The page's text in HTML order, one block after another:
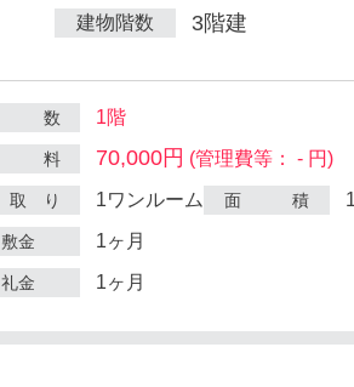
建物階数 3階建
数 1階
料 70,000円 (管理費等： - 円)
取 り 1ワンルーム 面 積
敷金 1ヶ月
礼金 1ヶ月